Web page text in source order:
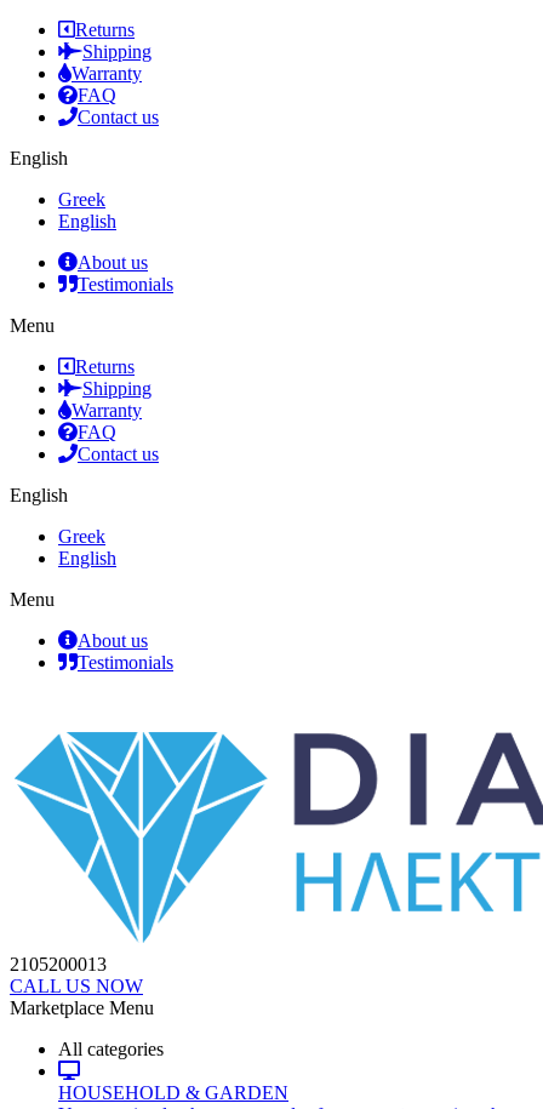
Returns
Shipping
Warranty
FAQ
Contact us
English
Greek
English
About us
Testimonials
Menu
Returns
Shipping
Warranty
FAQ
Contact us
English
Greek
English
Menu
About us
Testimonials
2105200013
CALL US NOW
Marketplace Menu
All categories
HOUSEHOLD & GARDEN